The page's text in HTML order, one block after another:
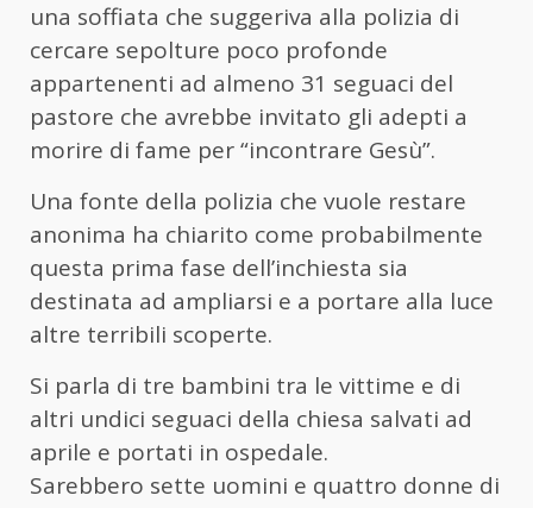
una soffiata che suggeriva alla polizia di
cercare sepolture poco profonde
appartenenti ad almeno 31 seguaci del
pastore che avrebbe invitato gli adepti a
morire di fame per “incontrare Gesù”.
Una fonte della polizia che vuole restare
anonima ha chiarito come probabilmente
questa prima fase dell’inchiesta sia
destinata ad ampliarsi e a portare alla luce
altre terribili scoperte.
Si parla di tre bambini tra le vittime e di
altri undici seguaci della chiesa salvati ad
aprile e portati in ospedale.
Sarebbero sette uomini e quattro donne di